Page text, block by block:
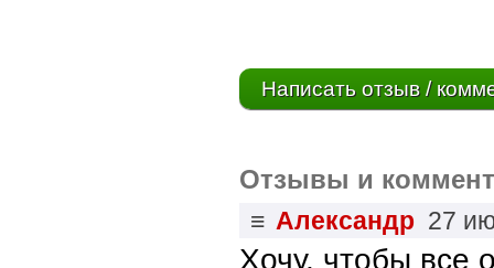
Написать отзыв /
Отзывы и
≡ Александр 27
Хочу, чтобы все